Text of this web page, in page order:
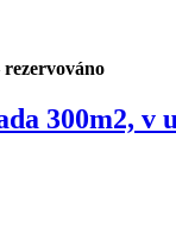
rezervováno
300m2, v